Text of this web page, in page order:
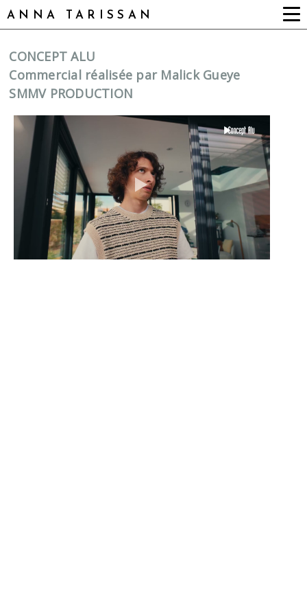
ANNA TARISSAN
CONCEPT ALU
Commercial réalisée par Malick Gueye
SMMV PRODUCTION